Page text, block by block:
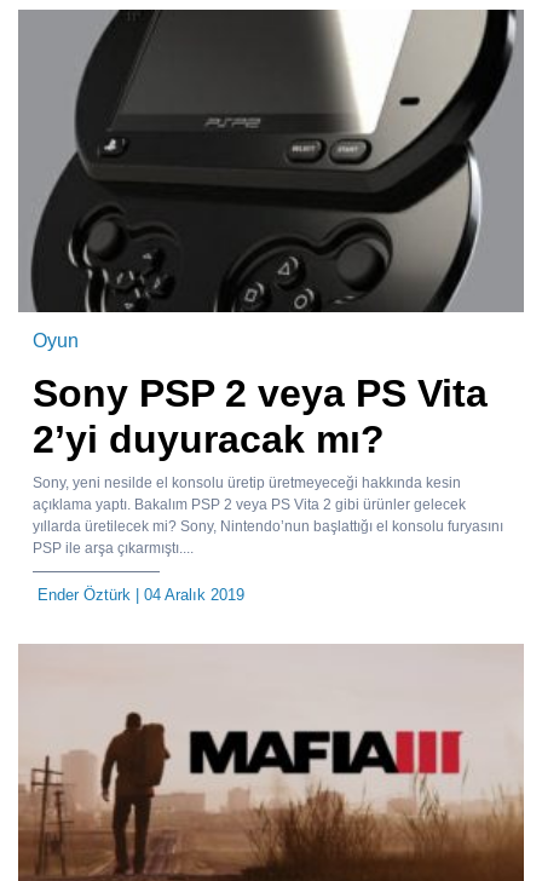
Oyun
Sony PSP 2 veya PS Vita
2’yi duyuracak mı?
Sony, yeni nesilde el konsolu üretip üretmeyeceği hakkında kesin
açıklama yaptı. Bakalım PSP 2 veya PS Vita 2 gibi ürünler gelecek
yıllarda üretilecek mi? Sony, Nintendo’nun başlattığı el konsolu furyasını
PSP ile arşa çıkarmıştı....
Ender Öztürk | 04 Aralık 2019